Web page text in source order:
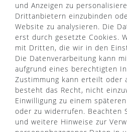
WUSSTEN SIE SCHON?
und Anzeigen zu
Drittanbietern einzubinden
Website zu analysieren. Die
erst durch gesetzte Cookies.
mit Dritten, die wir in den
Die Datenverarbeitung kann
aufgrund eines berechtigten
Zustimmung kann erteilt oder
besteht das Recht, nicht
Einwilligung zu einem
oder zu widerrufen. Beachten
und weitere Hinweise zur